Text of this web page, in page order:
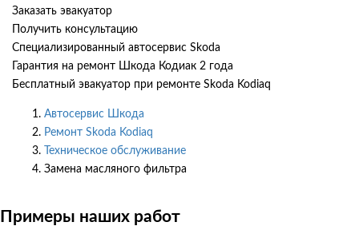
Заказать эвакуатор
Получить консультацию
Специализированный автосервис Skoda
Гарантия на ремонт Шкода Кодиак 2 года
Бесплатный эвакуатор при ремонте Skoda Kodiaq
Автосервис Шкода
Ремонт Skoda Kodiaq
Техническое обслуживание
Замена масляного фильтра
Примеры наших работ